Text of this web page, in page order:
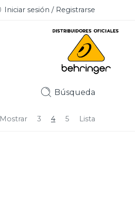
Iniciar sesión / Registrarse
Búsqueda
Mostrar 3 4 5 Lista